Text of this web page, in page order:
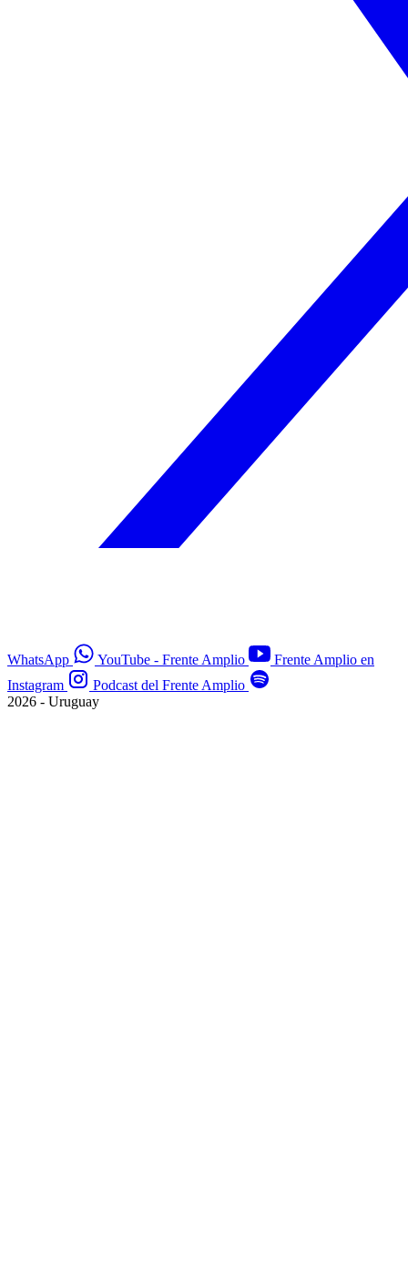
WhatsApp YouTube - Frente Amplio
Frente Amplio en
Instagram
Podcast del Frente Amplio
2026 - Uruguay